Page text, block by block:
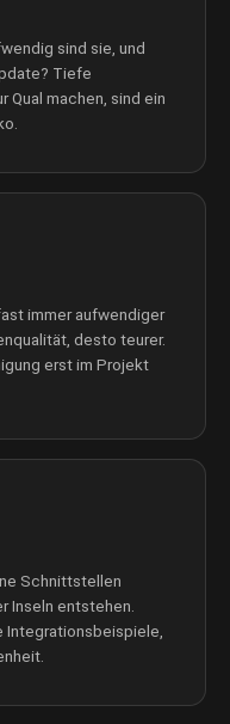
sind sie, und
Tiefe
Qual machen, sind ein
immer aufwendiger
desto teurer.
erst im Projekt
Schnittstellen
Inseln entstehen.
Integrationsbeispiele,